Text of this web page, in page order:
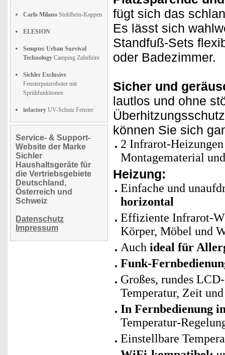
Carlo Milano Stuhlbein-Kappen
ELESION
Semptec Urban Survival
Technology Camping Zubehöre
Sichler Exclusive
Fensterputzroboter mit
Sprühfunktionen
infactory UV-Schutz Fenster
Service- & Support-
Website der Marke
Sichler
Haushaltsgeräte für
die Vertriebsgebiete
Deutschland,
Österreich und
Schweiz
Datenschutz
Impressum
fügt sich das
Es lässt sich
Standfuß-Sets
oder Badezimmer.
Sicher und
lautlos und ohne
können Sie sich
2 Infrarot-
Montagematerial
Heizung:
Einfache und
horizontal
Effiziente Infrarot-
Körper, Möbel und
Auch ideal für
Funk-
Großes, rundes
Temperatur, Zeit
In Fernbedienung
Temperatur-
Einstellbare